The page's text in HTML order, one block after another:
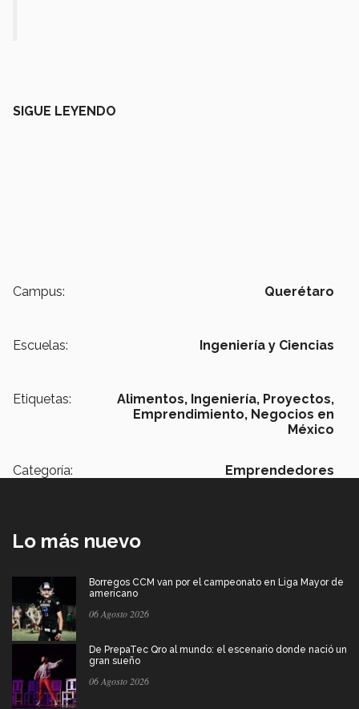
SIGUE LEYENDO
Campus: Querétaro
Escuelas: Ingeniería y Ciencias
Etiquetas: Alimentos, Ingeniería, Proyectos,
Emprendimiento, Negocios en
México
Categoría: Emprendedores
Lo más nuevo
Borregos CCM van por el campeonato en Liga Mayor de
americano
06 Agosto 2026
De PrepaTec Qro al mundo: el escenario donde nació un
gran sueño
06 Agosto 2026